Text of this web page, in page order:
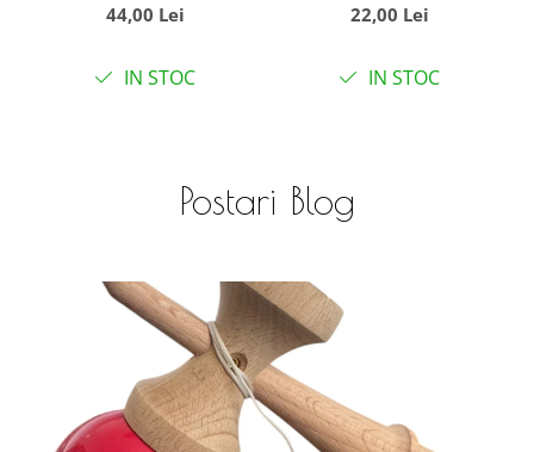
44,00 Lei
IN STOC
Ghici cine sunt?, in
22,00 Lei
IN STOC
Postari Blog